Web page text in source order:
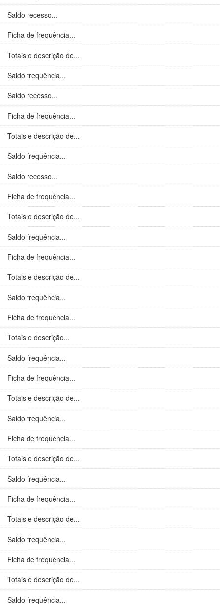
Saldo recesso...
Ficha de frequência...
Totais e descrição de...
Saldo frequência...
Saldo recesso...
Ficha de frequência...
Totais e descrição de...
Saldo frequência...
Saldo recesso...
Ficha de frequência...
Totais e descrição de...
Saldo frequência...
Ficha de frequência...
Totais e descrição de...
Saldo frequência...
Ficha de frequência...
Totais e descrição...
Saldo frequência...
Ficha de frequência...
Totais e descrição de...
Saldo frequência...
Ficha de frequência...
Totais e descrição de...
Saldo frequência...
Ficha de frequência...
Totais e descrição de...
Saldo frequência...
Ficha de frequência...
Totais e descrição de...
Saldo frequência...